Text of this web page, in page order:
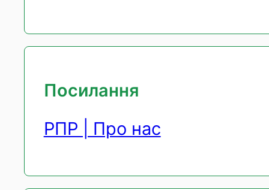
Посилання
РПР | Про нас